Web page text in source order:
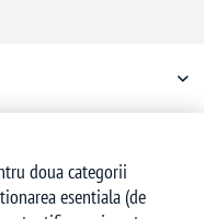
doua categorii
esentiala (de